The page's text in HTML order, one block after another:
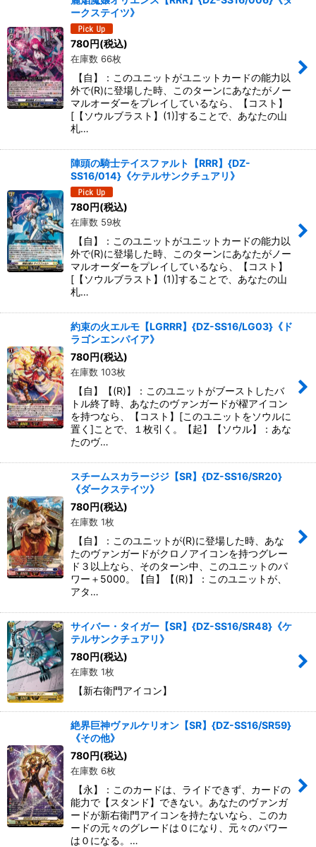
ークステイツ》
780円(税込)
在庫数 66枚
【自】：このユニットがユニットカードの能力以
外で(R)に登場した時、このターンにあなたがノー
マルオーダーをプレイしているなら、【コスト】
[【ソウルブラスト】(1)]することで、あなたの山
札…
陣頭の騎士テイスファルト【RRR】{DZ-
SS16/014}《ケテルサンクチュアリ》
780円(税込)
在庫数 59枚
【自】：このユニットがユニットカードの能力以
外で(R)に登場した時、このターンにあなたがノー
マルオーダーをプレイしているなら、【コスト】
[【ソウルブラスト】(1)]することで、あなたの山
札…
約束の火エルモ【LGRRR】{DZ-SS16/LG03}《ド
ラゴンエンパイア》
780円(税込)
在庫数 103枚
【自】【(R)】：このユニットがブーストしたバ
トル終了時、あなたのヴァンガードが櫂アイコン
を持つなら、【コスト】[このユニットをソウルに
置く]ことで、１枚引く。【起】【ソウル】：あな
たのヴ…
スチームスカラージジ【SR】{DZ-SS16/SR20}
《ダークステイツ》
780円(税込)
在庫数 1枚
【自】：このユニットが(R)に登場した時、あな
たのヴァンガードがクロノアイコンを持つグレー
ド３以上なら、そのターン中、このユニットのパ
ワー＋5000。【自】【(R)】：このユニットが、
アタ…
サイバー・タイガー【SR】{DZ-SS16/SR48}《ケ
テルサンクチュアリ》
780円(税込)
在庫数 1枚
【新右衛門アイコン】
絶界巨神ヴァルケリオン【SR】{DZ-SS16/SR59}
《その他》
780円(税込)
在庫数 6枚
【永】：このカードは、ライドできず、カードの
能力で【スタンド】できない。あなたのヴァンガ
ードが新右衛門アイコンを持たないなら、このカ
ードの元々のグレードは０になり、元々のパワー
は０になる。…